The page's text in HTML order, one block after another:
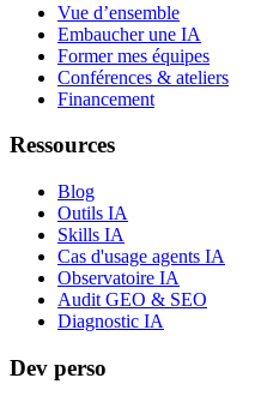
Vue d’ensemble
Embaucher une IA
Former mes équipes
Conférences & ateliers
Financement
Ressources
Blog
Outils IA
Skills IA
Cas d'usage agents IA
Observatoire IA
Audit GEO & SEO
Diagnostic IA
Dev perso